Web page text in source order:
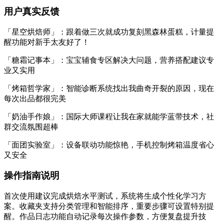
用户真实反馈
「星空烘焙师」：跟着做三次就成功复刻黑森林蛋糕，计量提
醒功能对新手太友好了！
「糖霜记事本」：宝宝辅食专区解决大问题，营养搭配建议专
业又实用
「烤箱哲学家」：智能诊断系统找出我曲奇开裂的原因，现在
每次出品都很完美
「奶油手作娘」：国际大师课程让我在家就能学蓝带技术，社
群交流氛围超棒
「面团实验室」：设备联动功能惊艳，手机控制烤箱温度省心
又安全
操作指南说明
首次使用建议完成烘焙水平测试，系统将生成个性化学习方
案。收藏夹支持分类管理和智能排序，重要步骤可设置特别提
醒。作品日志功能自动记录每次操作参数，方便复盘提升技